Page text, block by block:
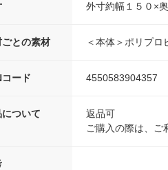
外寸約幅１５０×
ごとの素材 ＜本体＞ポリプロ
ード 4550583904357
ついて
返品可
ご購入の際は、ご